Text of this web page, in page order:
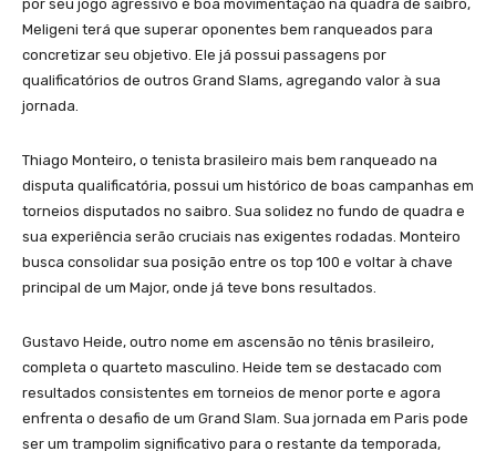
por seu jogo agressivo e boa movimentação na quadra de saibro,
Meligeni terá que superar oponentes bem ranqueados para
concretizar seu objetivo. Ele já possui passagens por
qualificatórios de outros Grand Slams, agregando valor à sua
jornada.
Thiago Monteiro, o tenista brasileiro mais bem ranqueado na
disputa qualificatória, possui um histórico de boas campanhas em
torneios disputados no saibro. Sua solidez no fundo de quadra e
sua experiência serão cruciais nas exigentes rodadas. Monteiro
busca consolidar sua posição entre os top 100 e voltar à chave
principal de um Major, onde já teve bons resultados.
Gustavo Heide, outro nome em ascensão no tênis brasileiro,
completa o quarteto masculino. Heide tem se destacado com
resultados consistentes em torneios de menor porte e agora
enfrenta o desafio de um Grand Slam. Sua jornada em Paris pode
ser um trampolim significativo para o restante da temporada,